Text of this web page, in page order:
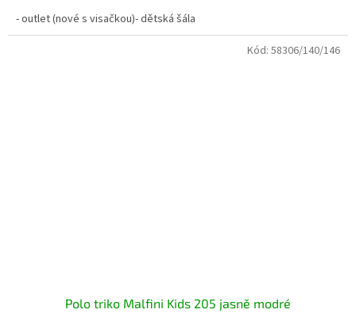
- outlet (nové s visačkou)- dětská šála
Polo triko Malfini Kids 205 jasně modré
Kód: 58306/140/146